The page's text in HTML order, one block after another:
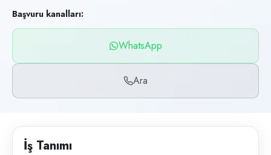
Son geçerlilik
29 Ekim 2026
WhatsApp, Telefon
İlan açıklaması
Başvuru kanalları:
WhatsApp
Ara
İş Tanımı